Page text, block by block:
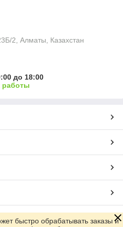
2, Алматы, Казахстан
до 18:00
работы
быстро обрабатывать заказы и